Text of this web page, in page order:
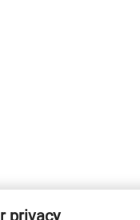
privacy